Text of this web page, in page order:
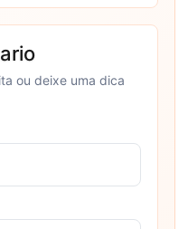
ou deixe uma dica